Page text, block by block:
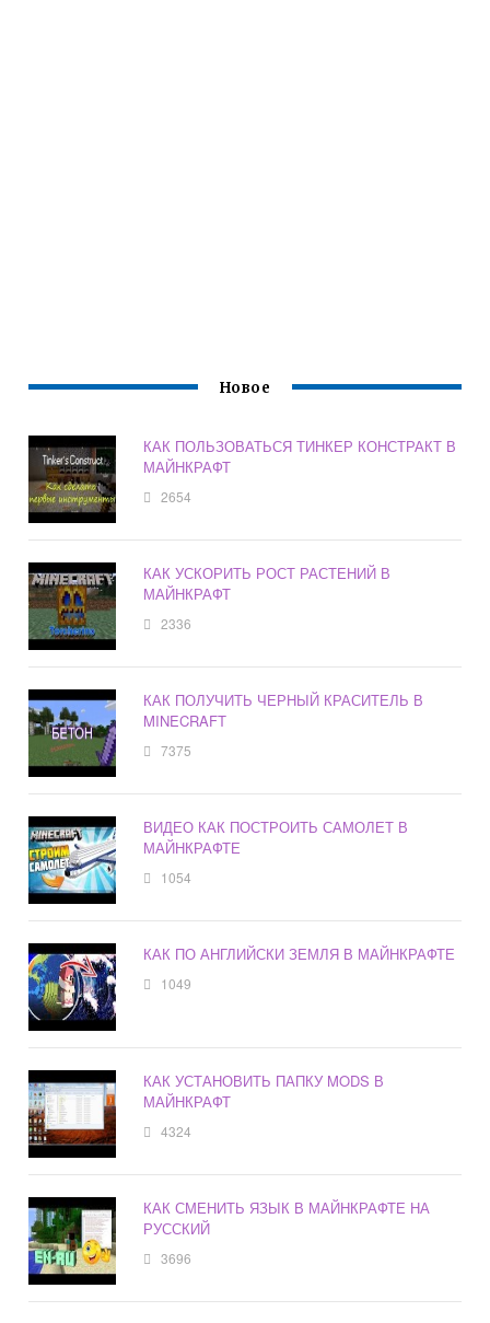
Новое
КАК ПОЛЬЗОВАТЬСЯ ТИНКЕР КОНСТРАКТ В
МАЙНКРАФТ
2654
КАК УСКОРИТЬ РОСТ РАСТЕНИЙ В
МАЙНКРАФТ
2336
КАК ПОЛУЧИТЬ ЧЕРНЫЙ КРАСИТЕЛЬ В
MINECRAFT
7375
ВИДЕО КАК ПОСТРОИТЬ САМОЛЕТ В
МАЙНКРАФТЕ
1054
КАК ПО АНГЛИЙСКИ ЗЕМЛЯ В МАЙНКРАФТЕ
1049
КАК УСТАНОВИТЬ ПАПКУ MODS В
МАЙНКРАФТ
4324
КАК СМЕНИТЬ ЯЗЫК В МАЙНКРАФТЕ НА
РУССКИЙ
3696